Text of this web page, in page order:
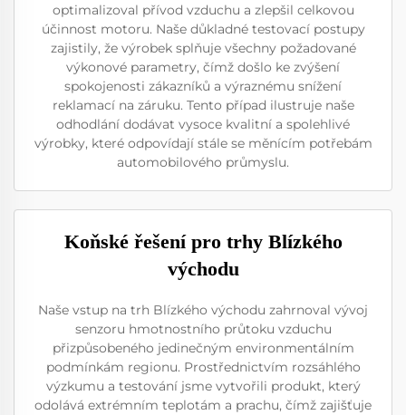
optimalizoval přívod vzduchu a zlepšil celkovou
účinnost motoru. Naše důkladné testovací postupy
zajistily, že výrobek splňuje všechny požadované
výkonové parametry, čímž došlo ke zvýšení
spokojenosti zákazníků a výraznému snížení
reklamací na záruku. Tento případ ilustruje naše
odhodlání dodávat vysoce kvalitní a spolehlivé
výrobky, které odpovídají stále se měnícím potřebám
automobilového průmyslu.
Koňské řešení pro trhy Blízkého
východu
Naše vstup na trh Blízkého východu zahrnoval vývoj
senzoru hmotnostního průtoku vzduchu
přizpůsobeného jedinečným environmentálním
podmínkám regionu. Prostřednictvím rozsáhlého
výzkumu a testování jsme vytvořili produkt, který
odolává extrémním teplotám a prachu, čímž zajišťuje